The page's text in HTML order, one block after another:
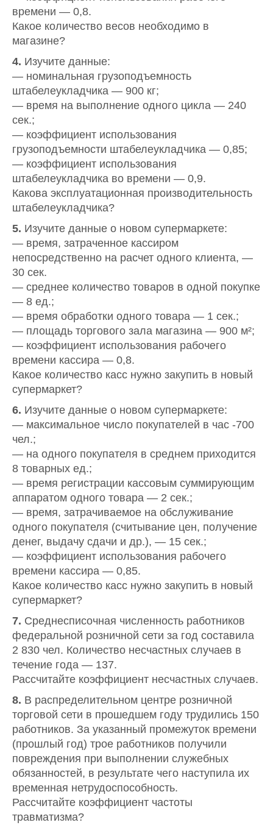
времени — 0,8.
Какое количество весов необходимо в
магазине?
4. Изучите данные:
— номинальная грузоподъемность
штабелеукладчика — 900 кг;
— время на выполнение одного цикла — 240
сек.;
— коэффициент использования
грузоподъемности штабелеукладчика — 0,85;
— коэффициент использования
штабелеукладчика во времени — 0,9.
Какова эксплуатационная производительность
штабелеукладчика?
5. Изучите данные о новом супермаркете:
— время, затраченное кассиром
непосредственно на расчет одного клиента, —
30 сек.
— среднее количество товаров в одной покупке
— 8 ед.;
— время обработки одного товара — 1 сек.;
— площадь торгового зала магазина — 900 м²;
— коэффициент использования рабочего
времени кассира — 0,8.
Какое количество касс нужно закупить в новый
супермаркет?
6. Изучите данные о новом супермаркете:
— максимальное число покупателей в час -700
чел.;
— на одного покупателя в среднем приходится
8 товарных ед.;
— время регистрации кассовым суммирующим
аппаратом одного товара — 2 сек.;
— время, затрачиваемое на обслуживание
одного покупателя (считывание цен, получение
денег, выдачу сдачи и др.), — 15 сек.;
— коэффициент использования рабочего
времени кассира — 0,85.
Какое количество касс нужно закупить в новый
супермаркет?
7. Среднесписочная численность работников
федеральной розничной сети за год составила
2 830 чел. Количество несчастных случаев в
течение года — 137.
Рассчитайте коэффициент несчастных случаев.
8. В распределительном центре розничной
торговой сети в прошедшем году трудились 150
работников. За указанный промежуток времени
(прошлый год) трое работников получили
повреждения при выполнении служебных
обязанностей, в результате чего наступила их
временная нетрудоспособность.
Рассчитайте коэффициент частоты
травматизма?